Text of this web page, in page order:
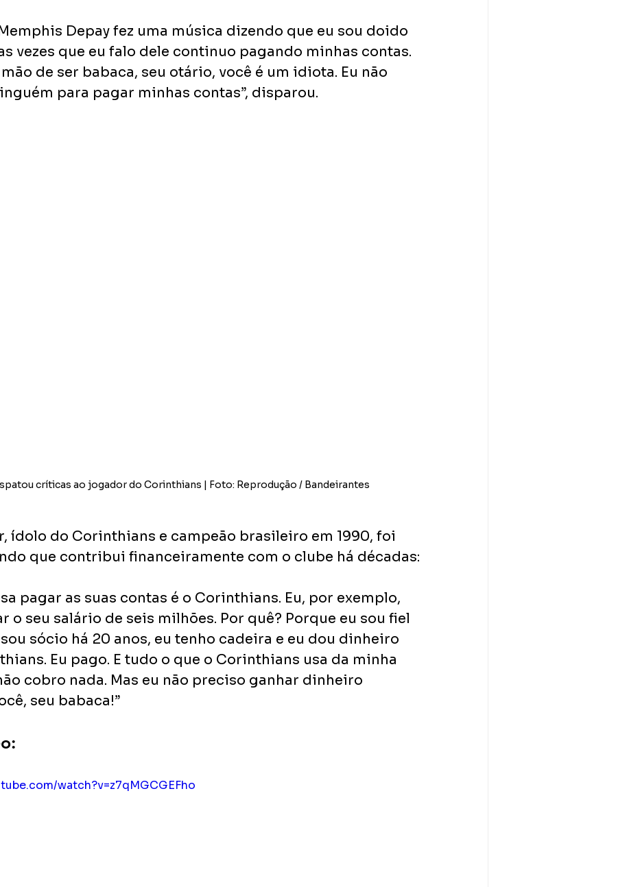
Depay fez uma música dizendo que eu sou doido
vezes que eu falo dele continuo pagando minhas contas.
de ser babaca, seu otário, você é um idiota. Eu não
para pagar minhas contas”, disparou.
críticas ao jogador do Corinthians | Foto: Reprodução / Bandeirantes
ídolo do Corinthians e campeão brasileiro em 1990, foi
que contribui financeiramente com o clube há décadas:
pagar as suas contas é o Corinthians. Eu, por exemplo,
o seu salário de seis milhões. Por quê? Porque eu sou fiel
sócio há 20 anos, eu tenho cadeira e eu dou dinheiro
Eu pago. E tudo o que o Corinthians usa da minha
cobro nada. Mas eu não preciso ganhar dinheiro
seu babaca!”
watch?v=z7qMGCGEFho